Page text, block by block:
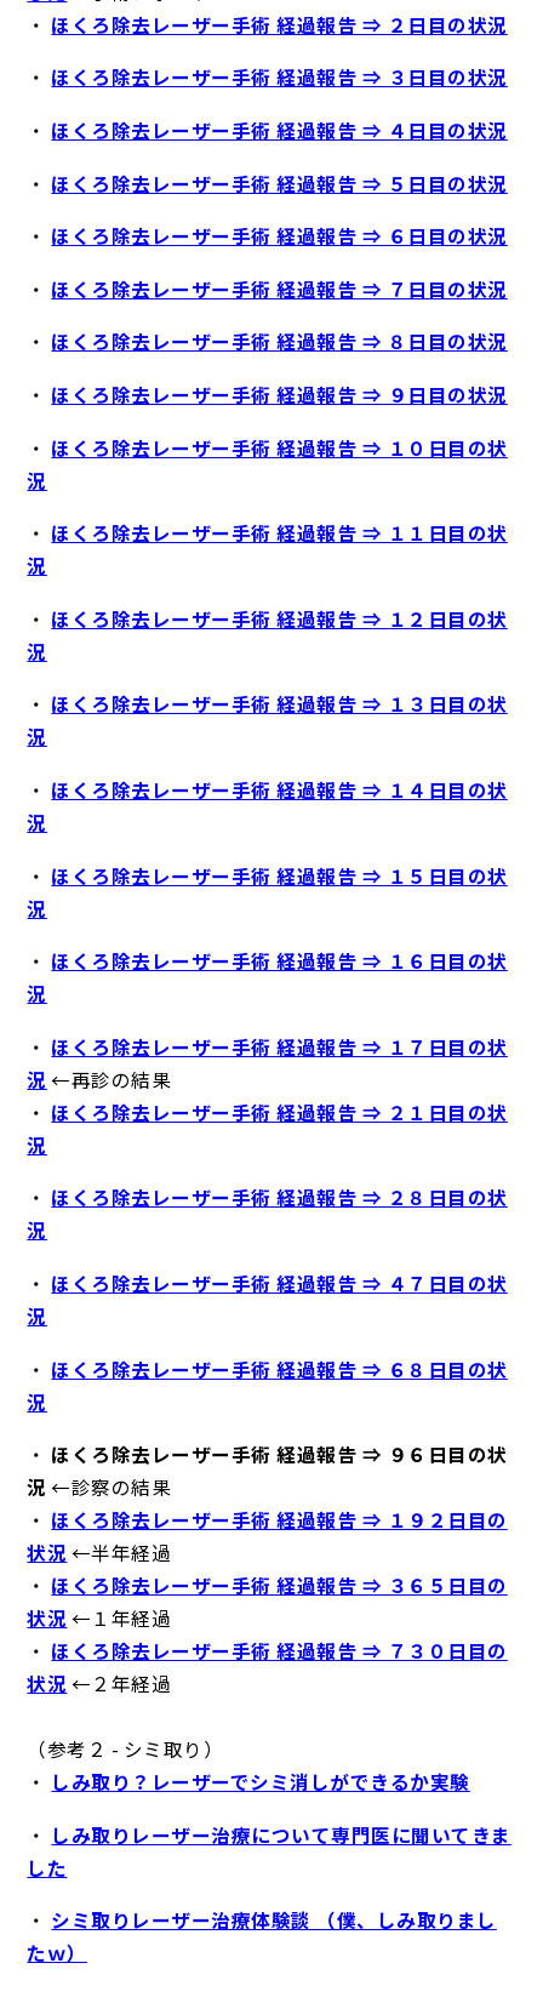
・ ほくろ除去レーザー手術 経過報告 ⇒ ２日目の状況
・ ほくろ除去レーザー手術 経過報告 ⇒ ３日目の状況
・ ほくろ除去レーザー手術 経過報告 ⇒ ４日目の状況
・ ほくろ除去レーザー手術 経過報告 ⇒ ５日目の状況
・ ほくろ除去レーザー手術 経過報告 ⇒ ６日目の状況
・ ほくろ除去レーザー手術 経過報告 ⇒ ７日目の状況
・ ほくろ除去レーザー手術 経過報告 ⇒ ８日目の状況
・ ほくろ除去レーザー手術 経過報告 ⇒ ９日目の状況
・ ほくろ除去レーザー手術 経過報告 ⇒ １０日目の状
況
・ ほくろ除去レーザー手術 経過報告 ⇒ １１日目の状
況
・ ほくろ除去レーザー手術 経過報告 ⇒ １２日目の状
況
・ ほくろ除去レーザー手術 経過報告 ⇒ １３日目の状
況
・ ほくろ除去レーザー手術 経過報告 ⇒ １４日目の状
況
・ ほくろ除去レーザー手術 経過報告 ⇒ １５日目の状
況
・ ほくろ除去レーザー手術 経過報告 ⇒ １６日目の状
況
・ ほくろ除去レーザー手術 経過報告 ⇒ １７日目の状
況 ←再診の結果
・ ほくろ除去レーザー手術 経過報告 ⇒ ２１日目の状
況
・ ほくろ除去レーザー手術 経過報告 ⇒ ２８日目の状
況
・ ほくろ除去レーザー手術 経過報告 ⇒ ４７日目の状
況
・ ほくろ除去レーザー手術 経過報告 ⇒ ６８日目の状
況
・ ほくろ除去レーザー手術 経過報告 ⇒ ９６日目の状
況 ←診察の結果
・ ほくろ除去レーザー手術 経過報告 ⇒ １９２日目の
状況 ←半年経過
・ ほくろ除去レーザー手術 経過報告 ⇒ ３６５日目の
状況 ←１年経過
・ ほくろ除去レーザー手術 経過報告 ⇒ ７３０日目の
状況 ←２年経過
（参考２ - シミ取り）
・ しみ取り？レーザーでシミ消しができるか実験
・ しみ取りレーザー治療について専門医に聞いてきま
した
・ シミ取りレーザー治療体験談 （僕、しみ取りまし
たｗ）